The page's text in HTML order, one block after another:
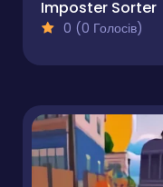
Imposter Sorter
0 (0 Голосів)